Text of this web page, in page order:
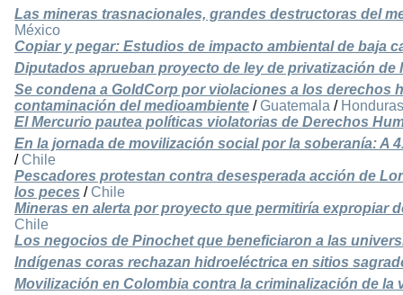
Las mineras trasnacionales, grandes destructoras del
México
Copiar y pegar: Estudios de impacto ambiental de baja
Diputados aprueban proyecto de ley de privatización de
Se condena a GoldCorp por violaciones a los derechos
contaminación del medioambiente / Guatemala / Honduras
El Mercurio pautea políticas violatorias de Derechos
En la jornada de movilización social por la soberanía: A
/ Chile
Pescadores protestan contra desesperada acción de
los peces / Chile
Mineras en alerta por proyecto que permitiría expropiar
Chile
Los negocios de Pinochet que beneficiaron a las
Indígenas coras rechazan hidroeléctrica en sitios
Movilización en Colombia contra la criminalización de la